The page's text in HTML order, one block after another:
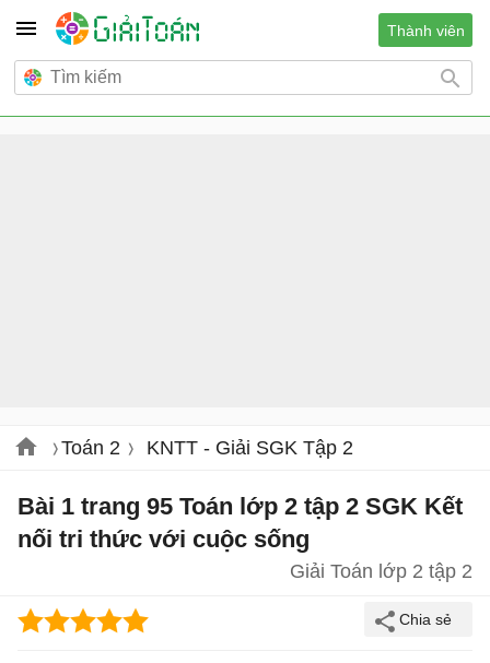
Thành viên
Toán 2 KNTT - Giải SGK Tập 2
Bài 1 trang 95 Toán lớp 2 tập 2 SGK Kết
nối tri thức với cuộc sống
Giải Toán lớp 2 tập 2